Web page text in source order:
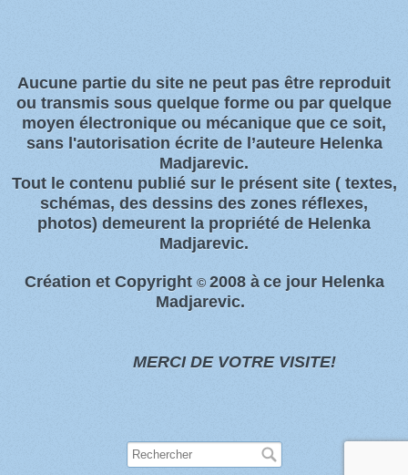
Aucune partie du site ne peut pas être reproduit
ou transmis sous quelque forme ou par quelque
moyen électronique ou mécanique que ce soit,
sans l'autorisation écrite de l’auteure Helenka
Madjarevic.
Tout l e contenu publié sur le présent site( textes,
schémas, des dessins des zones réflexes,
photos) demeurent la propriété de Helenka
Madjarevic.
Création et Copyright © 2008 à ce jour Helenka
Madjarevic.
MERCI DE VOTRE VISITE!